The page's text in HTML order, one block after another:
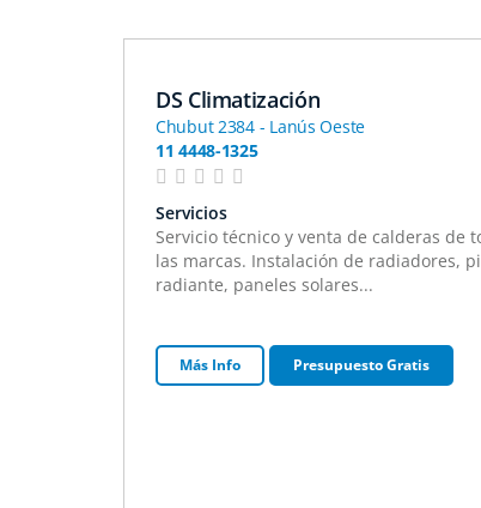
DS Climatización
Chubut 2384 - Lanús Oeste
11 4448-1325
Servicios
Servicio técnico y venta de calderas de
las marcas. Instalación de radiadores,
radiante, paneles solares...
Más Info Presupuesto Gratis